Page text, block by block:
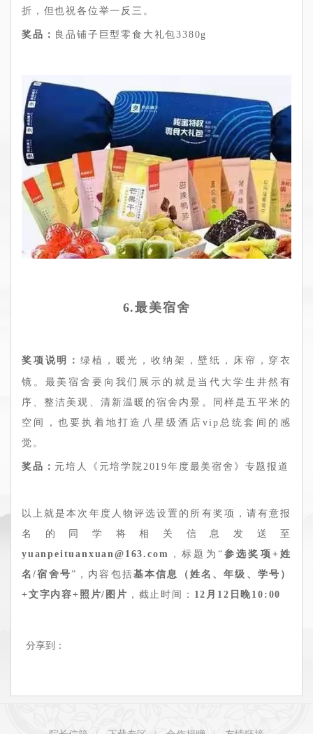
折，但也祝各位举一反三。
奖品： 良品铺子巨型零食大礼包3380g
6.最美宿舍
奖项说明：绿植，暖光，收纳架，壁纸，床帘，穿衣
镜。最美宿舍要向我们展示的就是当代大学生井然有
序、整洁美观、清新温暖的宿舍内景。同样是五平米的
空间，也要执着地打造八星级酒店vip总统套间的感
觉。
奖品： 元培人《元培学院2019年度最美宿舍》专题报道
以上就是本次年度人物评选设置的所有奖项，请有意报
名的同学将相关信息发送至
yuanpeituanxuan@163.com ，标题为“ 参选奖项+姓
名/宿舍号”，内容包括基本信息（姓名、年级、学号）
+文字内容+照片/图片 ，截止时间： 12月12日晚10:00
分享到：